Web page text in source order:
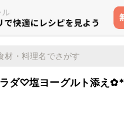
ラダ♡塩ヨーグルト添え✿*